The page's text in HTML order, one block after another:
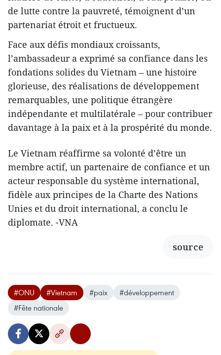
de lutte contre la pauvreté, témoignent d’un
partenariat étroit et fructueux.
Face aux défis mondiaux croissants,
l’ambassadeur a exprimé sa confiance dans les
fondations solides du Vietnam – une histoire
glorieuse, des réalisations de développement
remarquables, une politique étrangère
indépendante et multilatérale – pour contribuer
davantage à la paix et à la prospérité du monde.
Le Vietnam réaffirme sa volonté d’être un
membre actif, un partenaire de confiance et un
acteur responsable du système international,
fidèle aux principes de la Charte des Nations
Unies et du droit international, a conclu le
diplomate. -VNA
source
#ONU #Vietnam #paix
#développement
#Fête nationale